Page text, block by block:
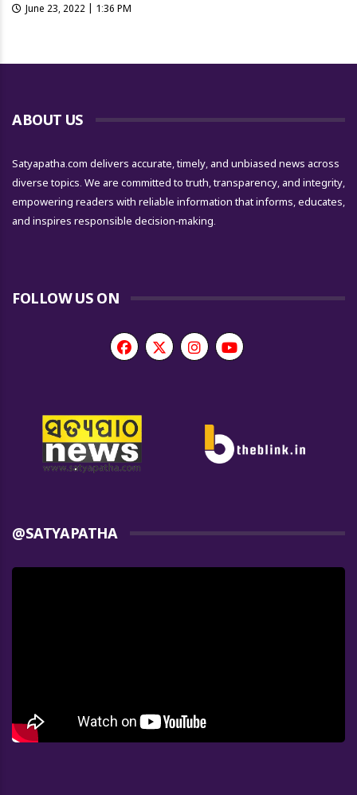
June 23, 2022 | 1:36 PM
ABOUT US
Satyapatha.com delivers accurate, timely, and unbiased news across
diverse topics. We are committed to truth, transparency, and integrity,
empowering readers with reliable information that informs, educates,
and inspires responsible decision-making.
FOLLOW US ON
@SATYAPATHA